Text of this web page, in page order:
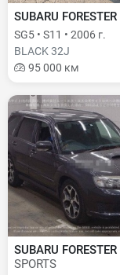
SUBARU FORESTER
SG5 • S11 • 2006 г.
BLACK 32J
95 000 км
SUBARU FORESTER
SPORTS